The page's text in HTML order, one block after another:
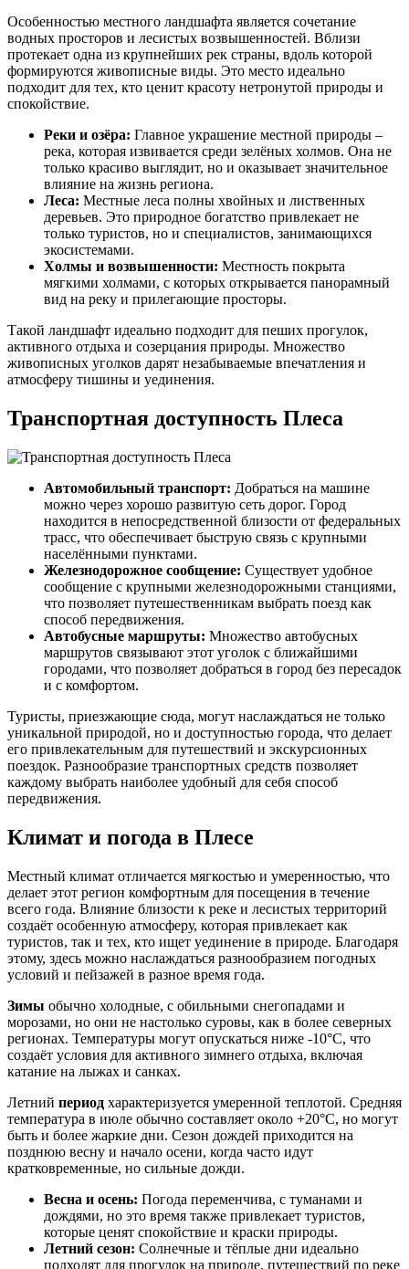
Особенностью местного ландшафта является сочетание
водных просторов и лесистых возвышенностей. Вблизи
протекает одна из крупнейших рек страны, вдоль которой
формируются живописные виды. Это место идеально
подходит для тех, кто ценит красоту нетронутой природы и
спокойствие.
Реки и озёра: Главное украшение местной природы –
река, которая извивается среди зелёных холмов. Она не
только красиво выглядит, но и оказывает значительное
влияние на жизнь региона.
Леса: Местные леса полны хвойных и лиственных
деревьев. Это природное богатство привлекает не
только туристов, но и специалистов, занимающихся
экосистемами.
Холмы и возвышенности: Местность покрыта
мягкими холмами, с которых открывается панорамный
вид на реку и прилегающие просторы.
Такой ландшафт идеально подходит для пеших прогулок,
активного отдыха и созерцания природы. Множество
живописных уголков дарят незабываемые впечатления и
атмосферу тишины и уединения.
Транспортная доступность Плеса
Автомобильный транспорт: Добраться на машине
можно через хорошо развитую сеть дорог. Город
находится в непосредственной близости от федеральных
трасс, что обеспечивает быструю связь с крупными
населёнными пунктами.
Железнодорожное сообщение: Существует удобное
сообщение с крупными железнодорожными станциями,
что позволяет путешественникам выбрать поезд как
способ передвижения.
Автобусные маршруты: Множество автобусных
маршрутов связывают этот уголок с ближайшими
городами, что позволяет добраться в город без пересадок
и с комфортом.
Туристы, приезжающие сюда, могут наслаждаться не только
уникальной природой, но и доступностью города, что делает
его привлекательным для путешествий и экскурсионных
поездок. Разнообразие транспортных средств позволяет
каждому выбрать наиболее удобный для себя способ
передвижения.
Климат и погода в Плесе
Местный климат отличается мягкостью и умеренностью, что
делает этот регион комфортным для посещения в течение
всего года. Влияние близости к реке и лесистых территорий
создаёт особенную атмосферу, которая привлекает как
туристов, так и тех, кто ищет уединение в природе. Благодаря
этому, здесь можно наслаждаться разнообразием погодных
условий и пейзажей в разное время года.
Зимы обычно холодные, с обильными снегопадами и
морозами, но они не настолько суровы, как в более северных
регионах. Температуры могут опускаться ниже -10°C, что
создаёт условия для активного зимнего отдыха, включая
катание на лыжах и санках.
Летний период характеризуется умеренной теплотой. Средняя
температура в июле обычно составляет около +20°C, но могут
быть и более жаркие дни. Сезон дождей приходится на
позднюю весну и начало осени, когда часто идут
кратковременные, но сильные дожди.
Весна и осень: Погода переменчива, с туманами и
дождями, но это время также привлекает туристов,
которые ценят спокойствие и краски природы.
Летний сезон: Солнечные и тёплые дни идеально
подходят для прогулок на природе, путешествий по реке